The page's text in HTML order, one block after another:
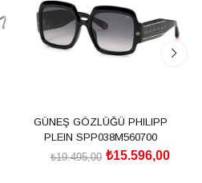
GÜNEŞ GÖZLÜĞÜ PHILIPP
PLEIN SPP038M560700
₺15.596,00
₺19.495,00